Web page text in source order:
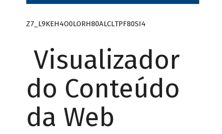
Z7_L9KEH4O0LORH80ALCLTPF80SI4
Visualizador
do Conteúdo
da Web